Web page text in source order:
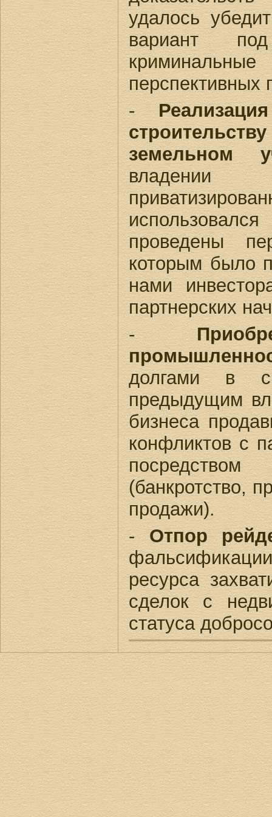
удалось
вариант
перспективных
-
земельном
владении
проведены
которым было
нами
партнерских
-
долгами в
предыдущим
бизнеса
конфликтов с
посредством
(банкротство,
продажи).
-Отпор
ресурса
сделок с
статуса